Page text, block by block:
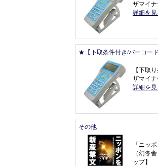
ザマイナ
詳細を
★【下取条件付き/バーコー
【下取
ザマイナ
詳細を
その他
「 ニッ
（幻冬舎
ップ】